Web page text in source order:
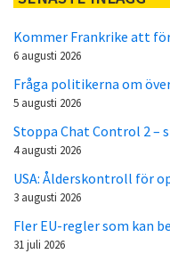
Kommer Frankrike att
6 augusti 2026
Fråga politikerna om
5 augusti 2026
Stoppa Chat Control 2 –
4 augusti 2026
USA: Ålderskontroll för
3 augusti 2026
Fler EU-regler som kan
31 juli 2026